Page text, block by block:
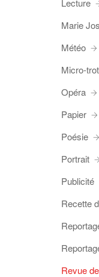
Lecture
Marie
Météo
Micro-
Opéra
Papier
Poésie
Portrait
Publicité
Recette
Revue